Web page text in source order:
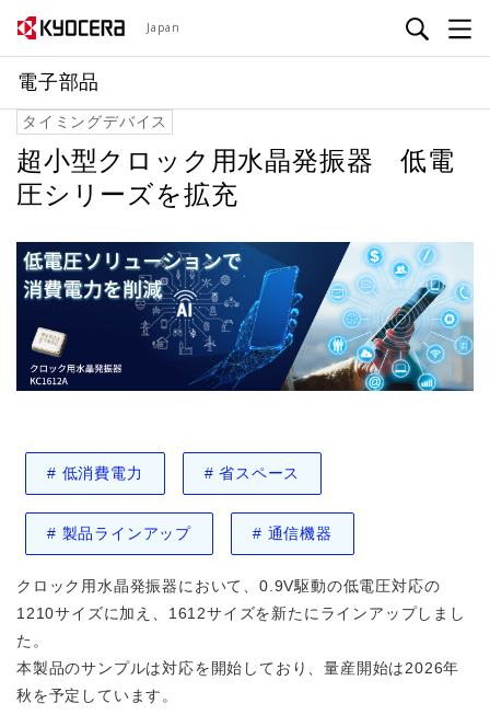
Japan
電子部品
タイミングデバイス
超小型クロック用水晶発振器 低電
圧シリーズを拡充
# 低消費電力 # 省スペース
# 製品ラインアップ # 通信機器
クロック用水晶発振器において、0.9V駆動の低電圧対応の
1210サイズに加え、1612サイズを新たにラインアップしまし
た。
本製品のサンプルは対応を開始しており、量産開始は2026年
秋を予定しています。